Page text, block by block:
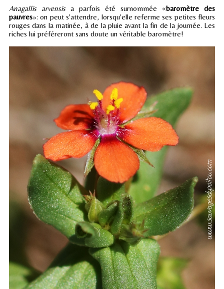
Anagallis arvensisa parfois été surnommée «baromètre des
pauvres»: on peut s'attendre, lorsqu'elle referme ses petites fleurs
rouges dans la matinée, à de la pluie avant la fin de la journée. Les
riches lui préféreront sans doute un véritable baromètre!